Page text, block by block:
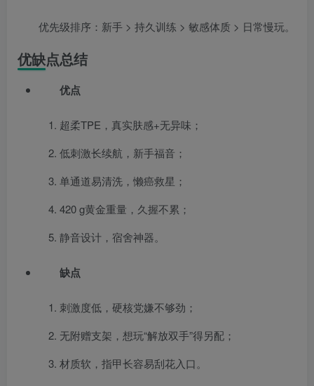
优先级排序：新手 > 持久训练 > 敏感体质 > 日常慢玩。
优缺点总结
优点
超柔TPE，真实肤感+无异味；
低刺激长续航，新手福音；
单通道易清洗，懒癌救星；
420 g黄金重量，久握不累；
静音设计，宿舍神器。
缺点
刺激度低，硬核党嫌不够劲；
无附赠支架，想玩“解放双手”得另配；
材质软，指甲长容易刮花入口。